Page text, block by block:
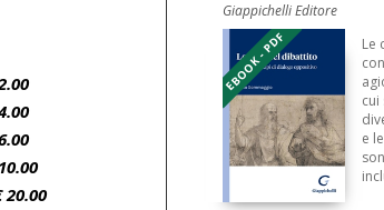
20.00
Giappichelli Editore
EBOOK - PDF
Le
cui
e